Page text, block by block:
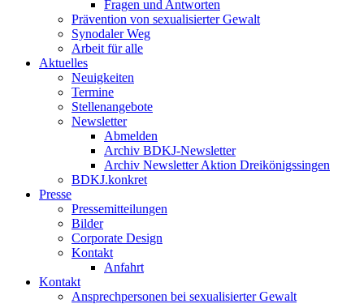
Fragen und Antworten
Prävention von sexualisierter Gewalt
Synodaler Weg
Arbeit für alle
Aktuelles
Neuigkeiten
Termine
Stellenangebote
Newsletter
Abmelden
Archiv BDKJ-Newsletter
Archiv Newsletter Aktion Dreikönigssingen
BDKJ.konkret
Presse
Pressemitteilungen
Bilder
Corporate Design
Kontakt
Anfahrt
Kontakt
Ansprechpersonen bei sexualisierter Gewalt